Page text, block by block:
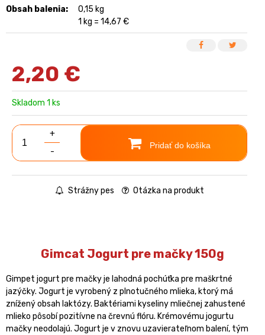
Obsah balenia:
0,15 kg
1 kg = 14,67 €
2,20 €
Skladom 1 ks
+
-
Pridať do košíka
Strážny pes Otázka na produkt
Gimcat Jogurt pre mačky 150g
Gimpet jogurt pre mačky je lahodná pochúťka pre maškrtné
jazýčky. Jogurt je vyrobený z plnotučného mlieka, ktorý má
znížený obsah laktózy. Baktériami kyseliny mliečnej zahustené
mlieko pôsobí pozitívne na črevnú flóru. Krémovému jogurtu
mačky neodolajú. Jogurt je v znovu uzavierateľnom balení, tým